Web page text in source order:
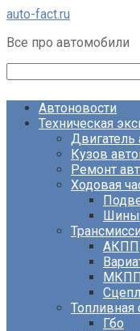
Перейти
контенту
auto-fact.ru
Все про автомобили
Автоновости
Техническая
Двигатель
Кузов
Ремонт
Ходовая
Шины
АКПП
МКПП
Топливная
Гбо